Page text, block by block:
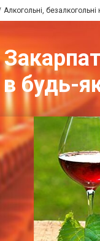
Алкогольні, безалкогольні
будь-